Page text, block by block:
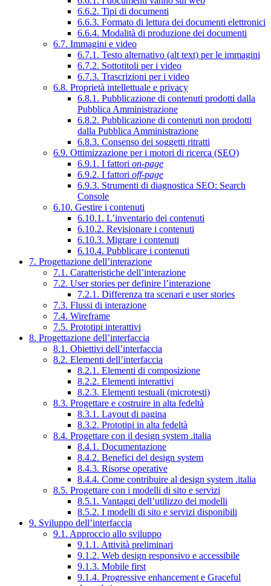
6.6.2. Tipi di documenti
6.6.3. Formato di lettura dei documenti elettronici
6.6.4. Modalità di produzione dei documenti
6.7. Immagini e video
6.7.1. Testo alternativo (alt text) per le immagini
6.7.2. Sottotitoli per i video
6.7.3. Trascrizioni per i video
6.8. Proprietà intellettuale e privacy
6.8.1. Pubblicazione di contenuti prodotti dalla
Pubblica Amministrazione
6.8.2. Pubblicazione di contenuti non prodotti
dalla Pubblica Amministrazione
6.8.3. Consenso dei soggetti ritratti
6.9. Ottimizzazione per i motori di ricerca (SEO)
6.9.1. I fattori on-page
6.9.2. I fattori off-page
6.9.3. Strumenti di diagnostica SEO: Search
Console
6.10. Gestire i contenuti
6.10.1. L’inventario dei contenuti
6.10.2. Revisionare i contenuti
6.10.3. Migrare i contenuti
6.10.4. Pubblicare i contenuti
7. Progettazione dell’interazione
7.1. Caratteristiche dell’interazione
7.2. User stories per definire l’interazione
7.2.1. Differenza tra scenari e user stories
7.3. Flussi di interazione
7.4. Wireframe
7.5. Prototipi interattivi
8. Progettazione dell’interfaccia
8.1. Obiettivi dell’interfaccia
8.2. Elementi dell’interfaccia
8.2.1. Elementi di composizione
8.2.2. Elementi interattivi
8.2.3. Elementi testuali (microtesti)
8.3. Progettare e costruire in alta fedeltà
8.3.1. Layout di pagina
8.3.2. Prototipi in alta fedeltà
8.4. Progettare con il design system .italia
8.4.1. Documentazione
8.4.2. Benefici del design system
8.4.3. Risorse operative
8.4.4. Come contribuire al design system .italia
8.5. Progettare con i modelli di sito e servizi
8.5.1. Vantaggi dell’utilizzo dei modelli
8.5.2. I modelli di sito e servizi disponibili
9. Sviluppo dell’interfaccia
9.1. Approccio allo sviluppo
9.1.1. Attività preliminari
9.1.2. Web design responsivo e accessibile
9.1.3. Mobile first
9.1.4. Progressive enhancement e Graceful